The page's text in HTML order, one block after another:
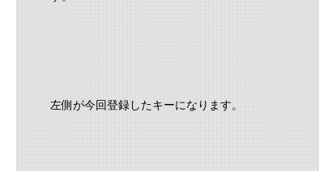
左側が今回登録したキーになります。